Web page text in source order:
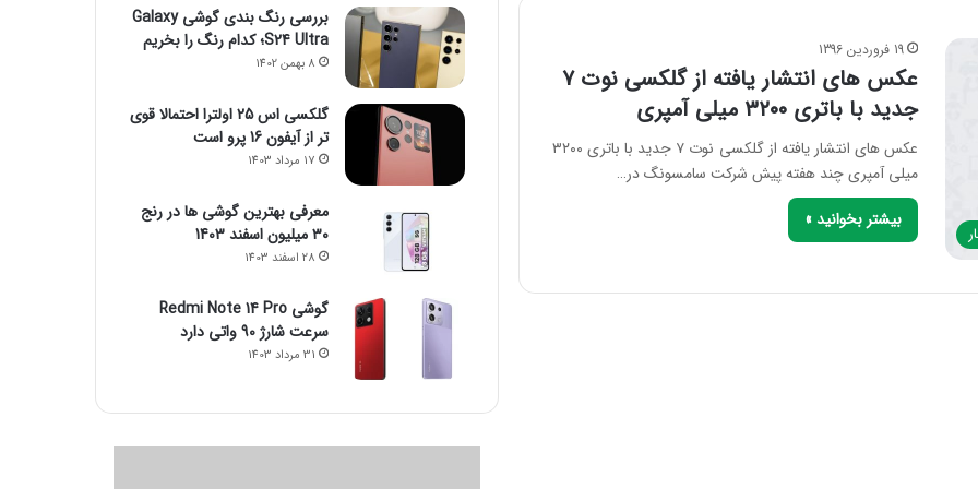
19 فروردین 1396
عکس های انتشار یافته از گلکسی نوت ۷
جدید با باتری ۳۲۰۰ میلی آمپری
عکس های انتشار یافته از گلکسی نوت ۷ جدید با باتری ۳۲۰۰
میلی آمپری چند هفته پیش شرکت سامسونگ در…
بیشتر بخوانید »
بررسی رنگ بندی گوشی Galaxy
S24 Ultra؛ کدام رنگ را بخریم
8 بهمن 1402
گلکسی اس 25 اولترا احتمالا قوی
تر از آیفون 16 پرو است
17 مرداد 1403
معرفی بهترین گوشی ها در رنج
۳۰ میلیون اسفند 1403
28 اسفند 1403
گوشی Redmi Note 14 Pro
سرعت شارژ 90 واتی دارد
31 مرداد 1403